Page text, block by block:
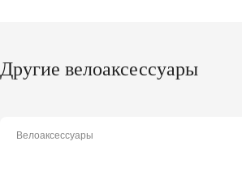
Другие велоаксессуары
Велоаксессуары